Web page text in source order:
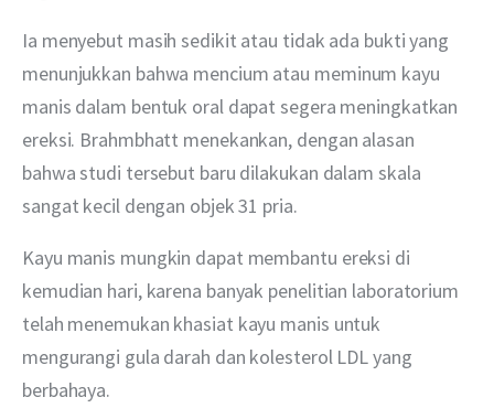
Ia menyebut masih sedikit atau tidak ada bukti yang
menunjukkan bahwa mencium atau meminum kayu
manis dalam bentuk oral dapat segera meningkatkan
ereksi. Brahmbhatt menekankan, dengan alasan
bahwa studi tersebut baru dilakukan dalam skala
sangat kecil dengan objek 31 pria.
Kayu manis mungkin dapat membantu ereksi di
kemudian hari, karena banyak penelitian laboratorium
telah menemukan khasiat kayu manis untuk
mengurangi gula darah dan kolesterol LDL yang
berbahaya.